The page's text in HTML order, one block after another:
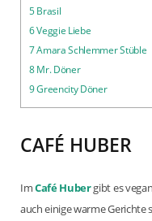
5Brasil
6Veggie Liebe
7Amara Schlemmer Stüble
8Mr. Döner
9Greencity Döner
CAFÉ HUBER
ImCafé Hubergibt es
auch einige warme Gerichte